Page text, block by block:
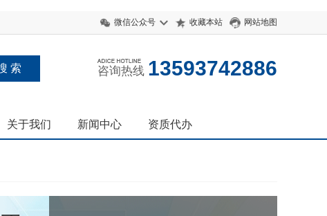
微信公众号 收藏本站 网站地图
咨询热线 13593742886
关于我们 新闻中心 资质代办